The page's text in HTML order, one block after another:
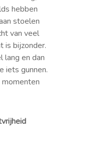
hebben
stoelen
van veel
is bijzonder.
lang en dan
iets gunnen.